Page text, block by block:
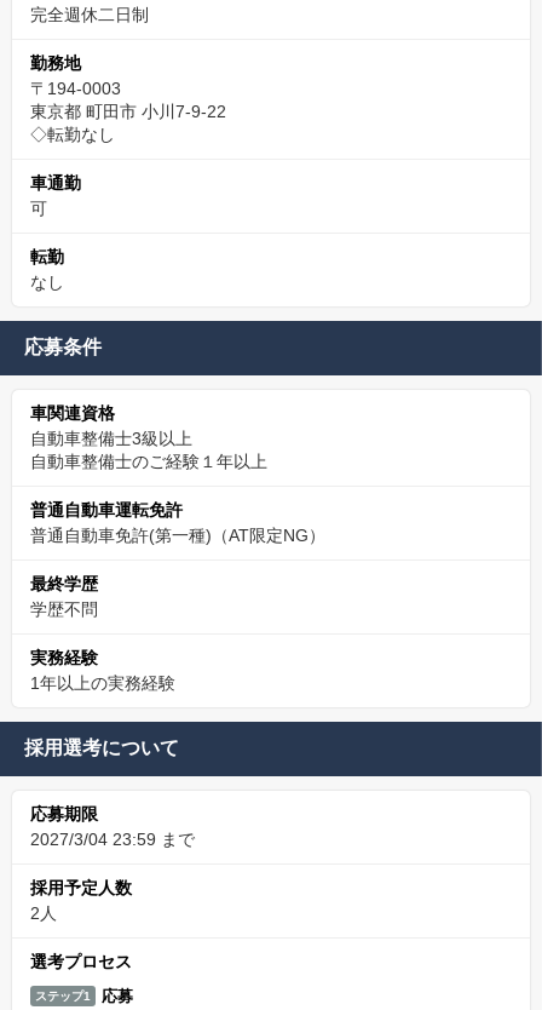
完全週休二日制
勤務地
〒194-0003
東京都 町田市 小川7-9-22
◇転勤なし
車通勤
可
転勤
なし
応募条件
車関連資格
自動車整備士3級以上
自動車整備士のご経験１年以上
普通自動車運転免許
普通自動車免許(第一種)（AT限定NG）
最終学歴
学歴不問
実務経験
1年以上の実務経験
採用選考について
応募期限
2027/3/04 23:59 まで
採用予定人数
2人
選考プロセス
ステップ1 応募